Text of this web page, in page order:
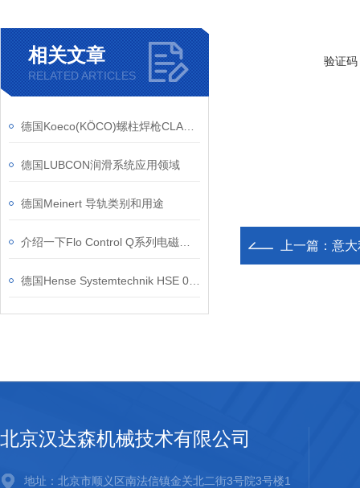
相关文章
RELATED ARTICLES
德国LUBCON润滑系统应用领域
德国Meinert 导轨类别和用途
验证码
上一篇： 意
北京汉达森机械技术有限公司
地址：北京市顺义区南法信镇金关北二街3号院3号楼1